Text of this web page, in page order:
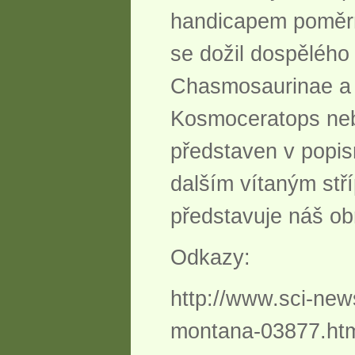
handicapem
se dožil
Chasmosaurinae
Kosmoceratops
představen v
dalším vítaným
představuje náš
Odkazy:
http://www.sci-
montana-